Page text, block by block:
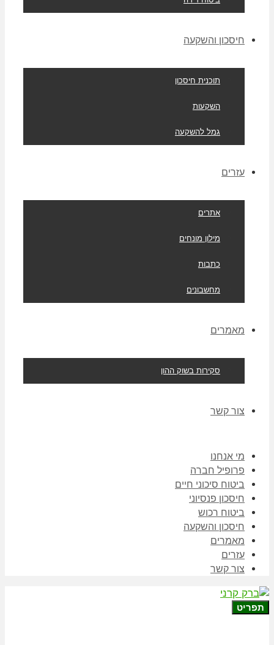
חיסכון והשקעה
תוכנית חיסכון
השקעות
גמל להשקעה
עזרים
אתרים
מילון מונחים
כתבות
מחשבונים
מאמרים
סקירות בשוק ההון
צור קשר
מי אנחנו
פרופיל חברה
ביטוח סיכוני חיים
חיסכון פנסיוני
ביטוח רכוש
חיסכון והשקעה
מאמרים
עזרים
צור קשר
תפריט